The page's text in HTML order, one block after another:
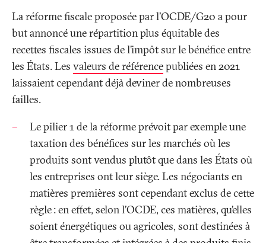
La réforme fiscale proposée par l’OCDE/G20 a pour
but annoncé une répartition plus équitable des
recettes fiscales issues de l’impôt sur le bénéfice entre
les États. Les valeurs de référencepubliées en 2021
laissaient cependant déjà deviner de nombreuses
failles.
Le pilier 1 de la réforme prévoit par exemple une
taxation des bénéfices sur les marchés où les
produits sont vendus plutôt que dans les États où
les entreprises ont leur siège. Les négociants en
matières premières sont cependant exclus de cette
règle: en effet, selon l’OCDE, ces matières, qu’elles
soient énergétiques ou agricoles, sont destinées à